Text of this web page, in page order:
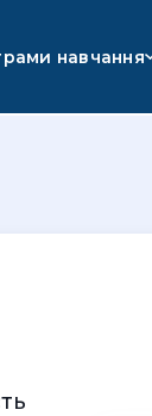
навчання